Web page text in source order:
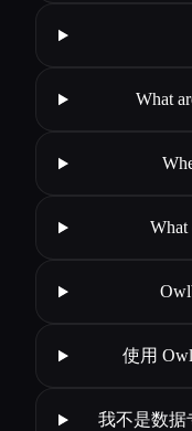
What
What
使用
我不是数据